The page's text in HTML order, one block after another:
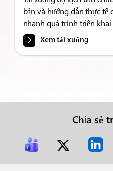
bản và hướng dẫn thực tế
nhanh quá trình triển khai
Xem tải xuống
Chia sẻ